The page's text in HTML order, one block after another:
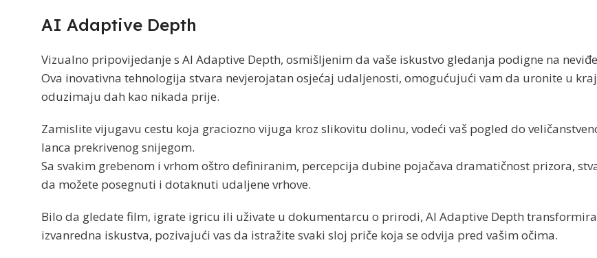
AI Adaptive Depth
Vizualno pripovijedanje s AI Adaptive Depth, osmišljenim da vaše iskustvo gledanja podigne na
Ova inovativna tehnologija stvara nevjerojatan osjećaj udaljenosti, omogućujući vam da uronite u
oduzimaju dah kao nikada prije.
Zamislite vijugavu cestu koja graciozno vijuga kroz slikovitu dolinu, vodeći vaš pogled do
lanca prekrivenog snijegom.
Sa svakim grebenom i vrhom oštro definiranim, percepcija dubine pojačava dramatičnost prizora,
da možete posegnuti i dotaknuti udaljene vrhove.
Bilo da gledate film, igrate igricu ili uživate u dokumentarcu o prirodi, AI Adaptive Depth
izvanredna iskustva, pozivajući vas da istražite svaki sloj priče koja se odvija pred vašim očima.